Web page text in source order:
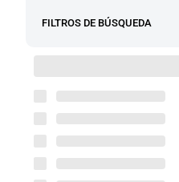
FILTROS DE BÚSQUEDA